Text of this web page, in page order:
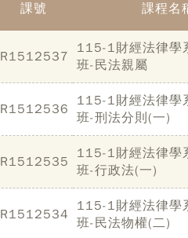
課號 課程名
R1512537
115-1財經法律學
班-民法親屬
R1512536
115-1財經法律學
班-刑法分則(一)
R1512535
115-1財經法律學
班-行政法(一)
R1512534
115-1財經法律學
班-民法物權(二)